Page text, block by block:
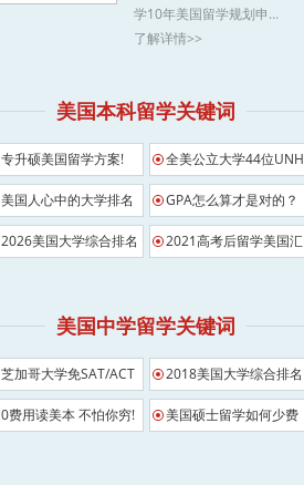
学10年美国留学规划申…
了解详情>>
美国本科留学关键词
专升硕美国留学方案! 全美公立大学44位UNH
美国人心中的大学排名 GPA怎么算才是对的？
2026美国大学综合排名
2021高考后留学美国汇
美国中学留学关键词
芝加哥大学免SAT/ACT
影响
2018美国大学综合排名
0费用读美本 不怕你穷!
美国硕士留学如何少费